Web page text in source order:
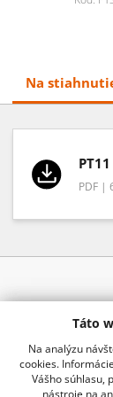
Na
PDF |
Táto
Na analýzu
cookies.
Vášho súhlasu,
nástroje na